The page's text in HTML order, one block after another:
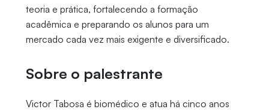
teoria e prática, fortalecendo a formação
acadêmica e preparando os alunos para um
mercado cada vez mais exigente e diversificado.
Sobre o palestrante
Victor Tabosa é biomédico e atua há cinco anos